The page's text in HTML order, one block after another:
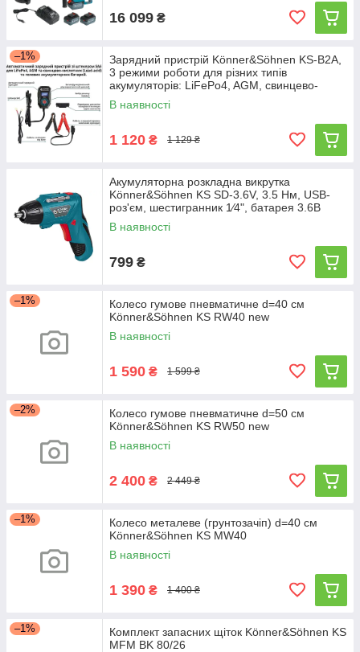
16 099 ₴
–1%
Зарядний пристрій Könner&Söhnen KS-B2A,
3 режими роботи для різних типів
акумуляторів: LiFePo4, AGM, свинцево-
кислотні
В наявності
1 120 ₴ 1 129 ₴
Акумуляторна розкладна викрутка
Könner&Söhnen KS SD-3.6V, 3.5 Нм, USB-
роз'єм, шестигранник 1⁄4", батарея 3.6В
1300 мАг, набір біт
В наявності
799 ₴
–1%
Колесо гумове пневматичне d=40 см
Könner&Söhnen KS RW40 new
В наявності
1 590 ₴ 1 599 ₴
–2%
Колесо гумове пневматичне d=50 см
Könner&Söhnen KS RW50 new
В наявності
2 400 ₴ 2 449 ₴
–1%
Колесо металеве (грунтозачіп) d=40 см
Könner&Söhnen KS MW40
В наявності
1 390 ₴ 1 400 ₴
–1%
Комплект запасних щіток Könner&Söhnen KS
MFM BK 80/26